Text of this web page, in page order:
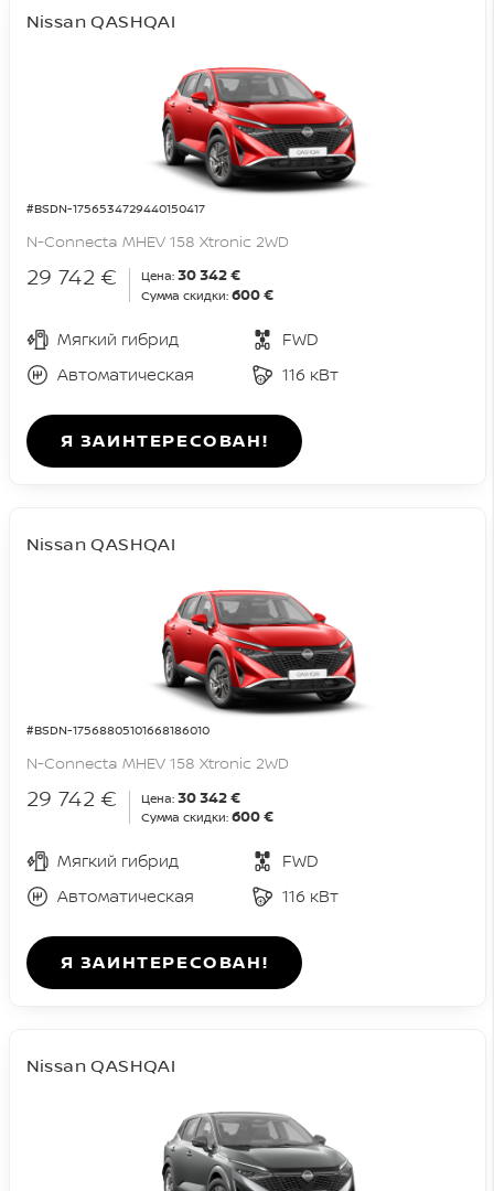
#BSDN-1756534729440150417
Nissan QASHQAI
N-Connecta MHEV 158 Xtronic 2WD
29 742 € Цена: 30 342 €
Сумма скидки: 600 €
Мягкий гибрид
FWD
Автоматическая
116 кВт
Я ЗАИНТЕРЕСОВАН!
#BSDN-17568805101668186010
Nissan QASHQAI
N-Connecta MHEV 158 Xtronic 2WD
29 742 € Цена: 30 342 €
Сумма скидки: 600 €
Мягкий гибрид
FWD
Автоматическая
116 кВт
Я ЗАИНТЕРЕСОВАН!
Nissan QASHQAI